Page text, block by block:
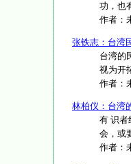
功，也
作者：
张铁志：台湾
台湾的
视为开
作者：
林柏仪：台湾
有 识者
会，或
作者：